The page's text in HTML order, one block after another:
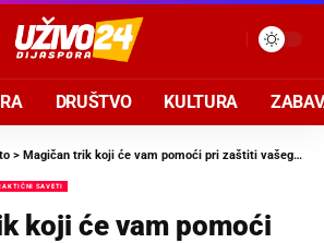
DRUŠTVO KULTURA
> Magičan trik koji će vam pomoći pri zaštiti vašeg automobila od lopova
SAVETI
koji će vam pomoći